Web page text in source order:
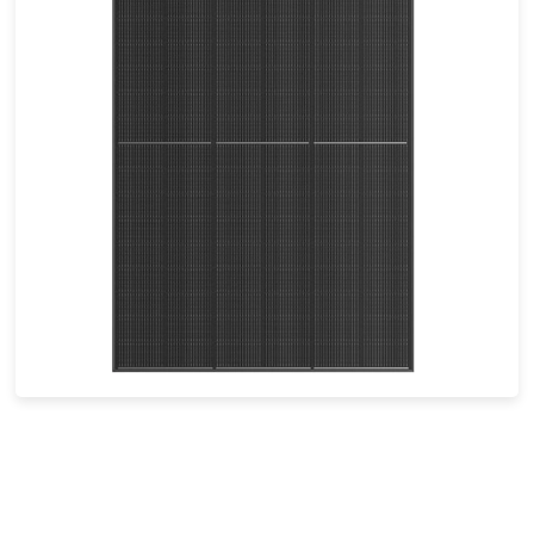
Garantia de energia de 30 anos